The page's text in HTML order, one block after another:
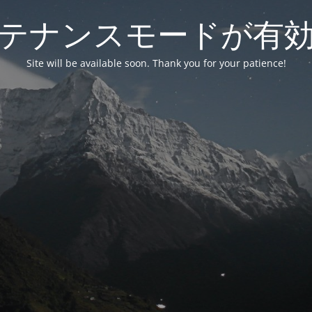
ナンスモードが有
Site will be available soon. Thank you for your patience!